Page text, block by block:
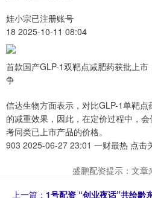
娃小宗已注册账号
18 2025-10-11 08:04
首款国产GLP-1双靶点减肥药获批上
争
信达生物方面表示，对比GLP-1单靶
的减重效果，因此，在定价过程中，
考同类已上市产品的价格。
903 2025-06-27 23:01 一财最热 点击
盛鹏配资提示：文章
上一篇： 1号配资 “创业夜话”共绘黔